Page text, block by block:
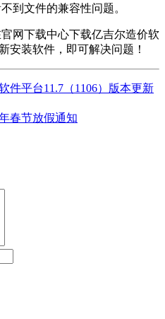
到文件的兼容性问题。
网下载中心下载亿吉尔造价软
安装软件，即可解决问题！
件平台11.7（1106）版本更新
春节放假通知